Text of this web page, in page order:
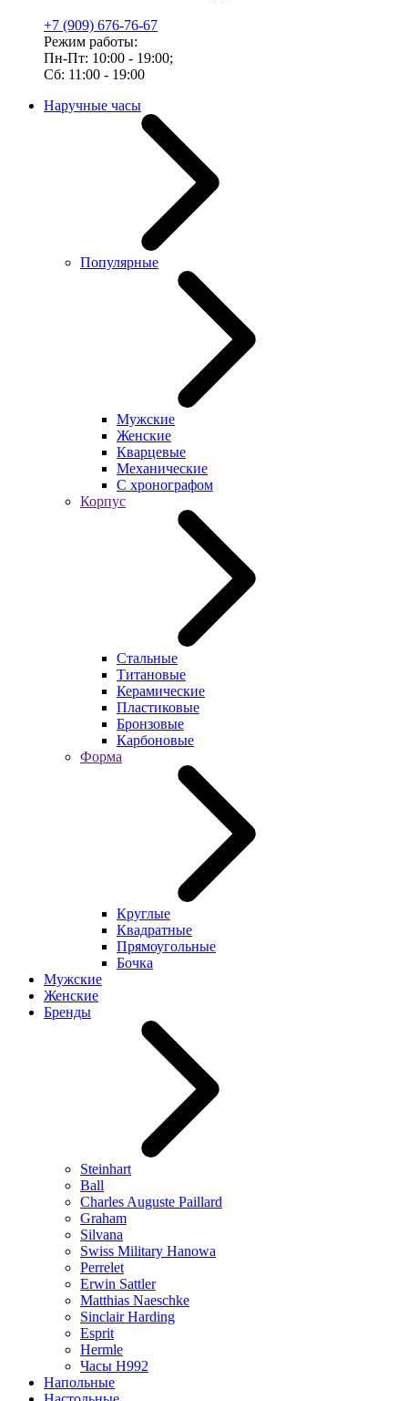
+7 (909) 676-76-67
Режим работы:
Пн-Пт: 10:00 - 19:00;
Сб: 11:00 - 19:00
Наручные часы
Популярные
Мужские
Женские
Кварцевые
Механические
С хронографом
Корпус
Стальные
Титановые
Керамические
Пластиковые
Бронзовые
Карбоновые
Форма
Круглые
Квадратные
Прямоугольные
Бочка
Мужские
Женские
Бренды
Steinhart
Ball
Charles Auguste Paillard
Graham
Silvana
Swiss Military Hanowa
Perrelet
Erwin Sattler
Matthias Naeschke
Sinclair Harding
Esprit
Hermle
Часы H992
Напольные